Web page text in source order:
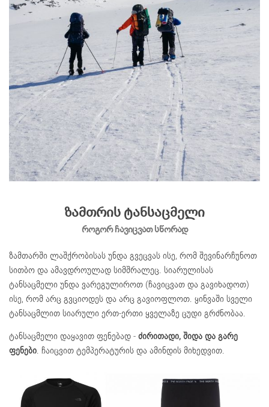
ზამთრის ტანსაცმელი
როგორ ჩავიცვათ სწორად
ზამთარში ლაშქრობისას უნდა გვეცვას ისე, რომ შევინარჩუნოთ
სითბო და ამავდროულად სიმშრალეც. სიარულისას
ტანსაცმელი უნდა ვარეგულიროთ (ჩავიცვათ და გავიხადოთ)
ისე, რომ არც გვციოდეს და არც გავიოფლოთ. ყინვაში სველი
ტანსაცმლით სიარული ერთ-ერთი ყველაზე ცუდი გრძნობაა.
ტანსაცმელი დაყავით ფენებად - ძირითადი, შიდა და გარე
ფენები. ჩაიცვით ტემპერატურის და ამინდის მიხედვით.